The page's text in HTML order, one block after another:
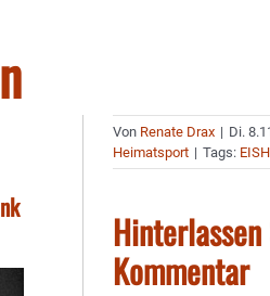
Von Renate Drax | Di.
Heimatsport | Tags:
Kommentar